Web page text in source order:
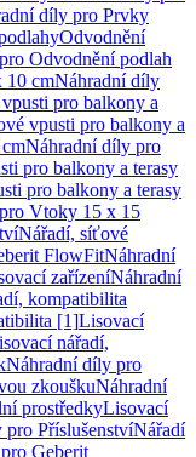
díly pro Prvky
Odvodnění
Odvodnění podlah
10 cmNáhradní díly
pro balkony a
vpusti pro balkony a
Náhradní díly pro
pro balkony a terasy
pro balkony a terasy
Vtoky 15 x 15
Nářadí, síťové
FlowFitNáhradní
zařízeníNáhradní
kompatibilita
[1]Lisovací
nářadí,
Náhradní díly pro
zkouškuNáhradní
prostředkyLisovací
PříslušenstvíNářadí
Geberit